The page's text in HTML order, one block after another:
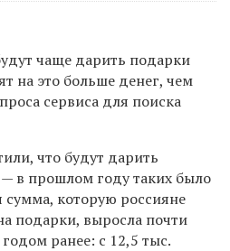
чаще дарить подарки
на это больше денег, чем
сервиса для поиска
что будут дарить
в прошлом году таких было
которую россияне
подарки, выросла почти
ранее: с 12,5 тыс.